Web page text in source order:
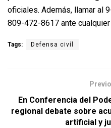
oficiales. Además, llamar al
809-472-8617 ante
Tags: Defensa civíl
En Conferencia del
regional debate sobre
artificial y